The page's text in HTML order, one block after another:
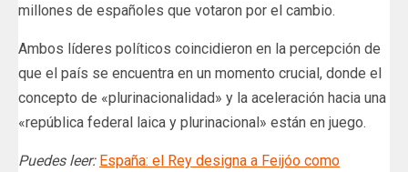
millones de españoles que votaron por el cambio.
Ambos líderes políticos coincidieron en la percepción de
que el país se encuentra en un momento crucial, donde el
concepto de «plurinacionalidad» y la aceleración hacia una
«república federal laica y plurinacional» están en juego.
Puedes leer: España: el Rey designa a Feijóo como